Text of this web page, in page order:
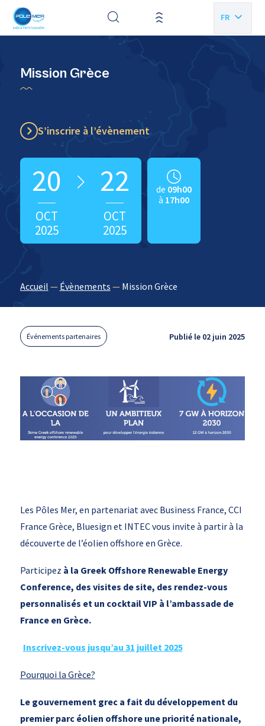
FR
Mission Grèce
S’inscrire à l’évènement
20
OCT
2025
22
OCT
2025
de 09h00
à 17h00
Accueil — Évènements — Mission Grèce
Événements partenaires Publié le 02 juin 2025
Les Pôles Mer, en partenariat avec Business France, CCI
France Grèce, Bluesign et INTEC vous invite à partir à la
découverte de l’éolien offshore en Grèce.
Participez à la Greek Offshore Renewable Energy
Conference, des visites de site, des rendez-vous
personnalisés et un cocktail VIP à l’ambassade de
France en Grèce.
Inscrivez-vous jusqu’au 31 juillet 2025
Pourquoi la Grèce?
Le gouvernement grec a fait du développement du
premier parc éolien offshore une priorité nationale,
Panneau de gestion des cookies